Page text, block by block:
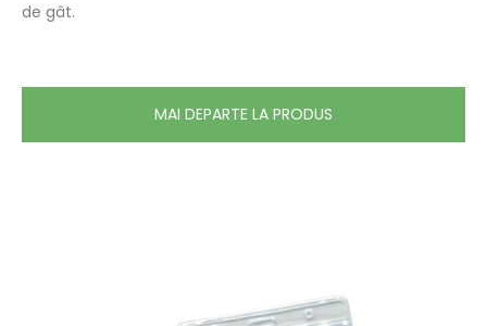
de gât.
MAI DEPARTE LA PRODUS